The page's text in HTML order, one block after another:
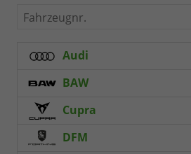
Fahrzeugnr.
Audi
BAW
Cupra
DFM